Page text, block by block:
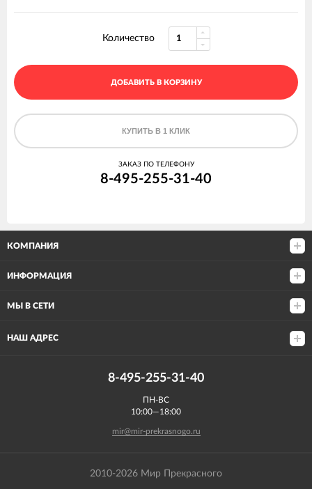
Количество
ДОБАВИТЬ В КОРЗИНУ
КУПИТЬ В 1 КЛИК
ЗАКАЗ ПО ТЕЛЕФОНУ
8-495-255-31-40
КОМПАНИЯ
ИНФОРМАЦИЯ
МЫ В СЕТИ
НАШ АДРЕС
8-495-255-31-40
ПН-ВС
10:00—18:00
mir@mir-prekrasnogo.ru
2010-2026 Мир Прекрасного